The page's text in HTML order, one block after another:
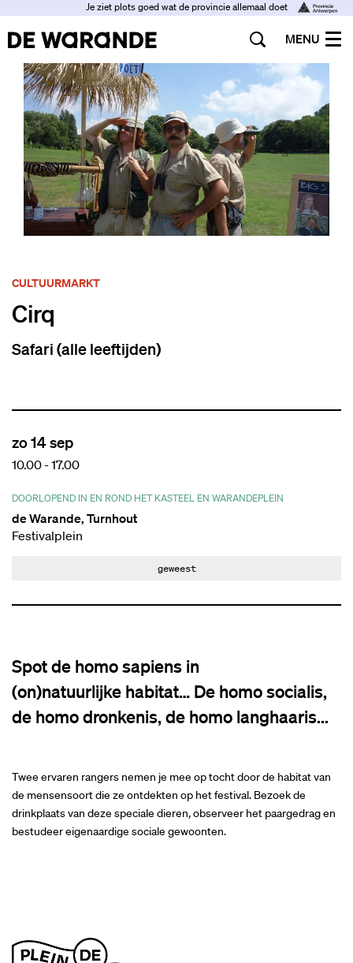
Je ziet plots goed wat de provincie allemaal doet
MENU
Cirq
Safari (alle leeftijden)
CULTUURMARKT
zo 14 sep
10.00-17.00
DOORLOPEND IN EN ROND HET KASTEEL EN WARANDEPLEIN
de Warande, Turnhout
Festivalplein
geweest
Spot de homo sapiens in
(on)natuurlijke habitat… De homo socialis,
de homo dronkenis, de homo langhaaris...
Twee ervaren rangers nemen je mee op tocht door de habitat van
de mensensoort die ze ontdekten op het festival. Bezoek de
drinkplaats van deze speciale dieren, observeer het paargedrag en
bestudeer eigenaardige sociale gewoonten.